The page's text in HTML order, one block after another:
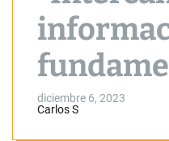
combatir
diciembre 6, 2023
Carlos S